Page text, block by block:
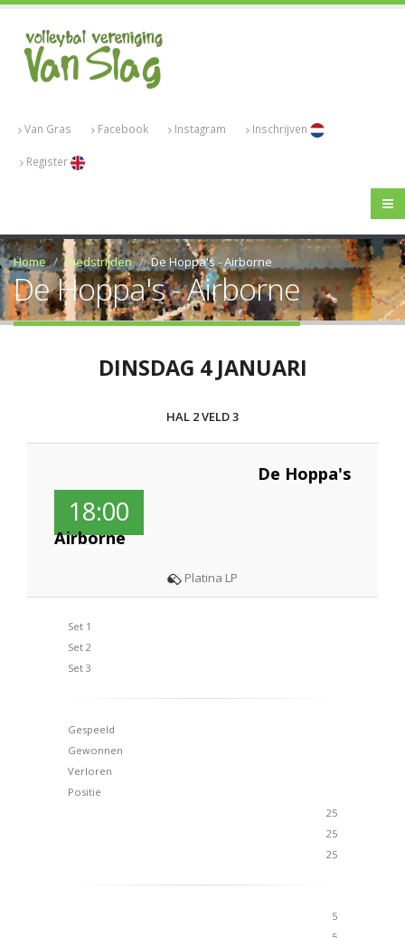
Van Gras Facebook Instagram Inschrijven
Register
Home Wedstrijden De Hoppa's - Airborne
De Hoppa's - Airborne
DINSDAG 4 JANUARI
HAL 2 VELD 3
De Hoppa's
18:00
Airborne
Platina LP
Set 1
Set 2
Set 3
Gespeeld
Gewonnen
Verloren
Positie
25
25
25
5